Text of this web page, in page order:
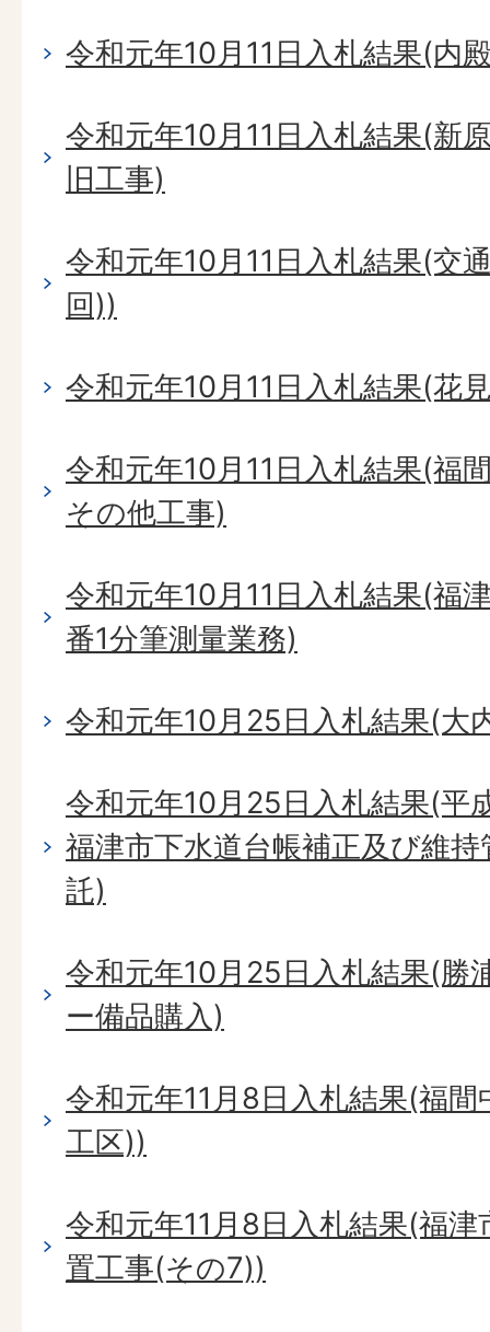
令和元年10月11日入札結果(内
令和元年10月11日入札結果(新
旧工事)
令和元年10月11日入札結果(交
回))
令和元年10月11日入札結果(花
令和元年10月11日入札結果(福
その他工事)
令和元年10月11日入札結果(福
番1分筆測量業務)
令和元年10月25日入札結果(大
令和元年10月25日入札結果(平
福津市下水道台帳補正及び維
託)
令和元年10月25日入札結果(勝
ー備品購入)
令和元年11月8日入札結果(福
工区))
令和元年11月8日入札結果(福
置工事(その7))